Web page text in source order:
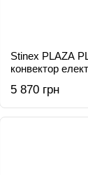
Stinex PLAZA
конвектор
5 870 грн